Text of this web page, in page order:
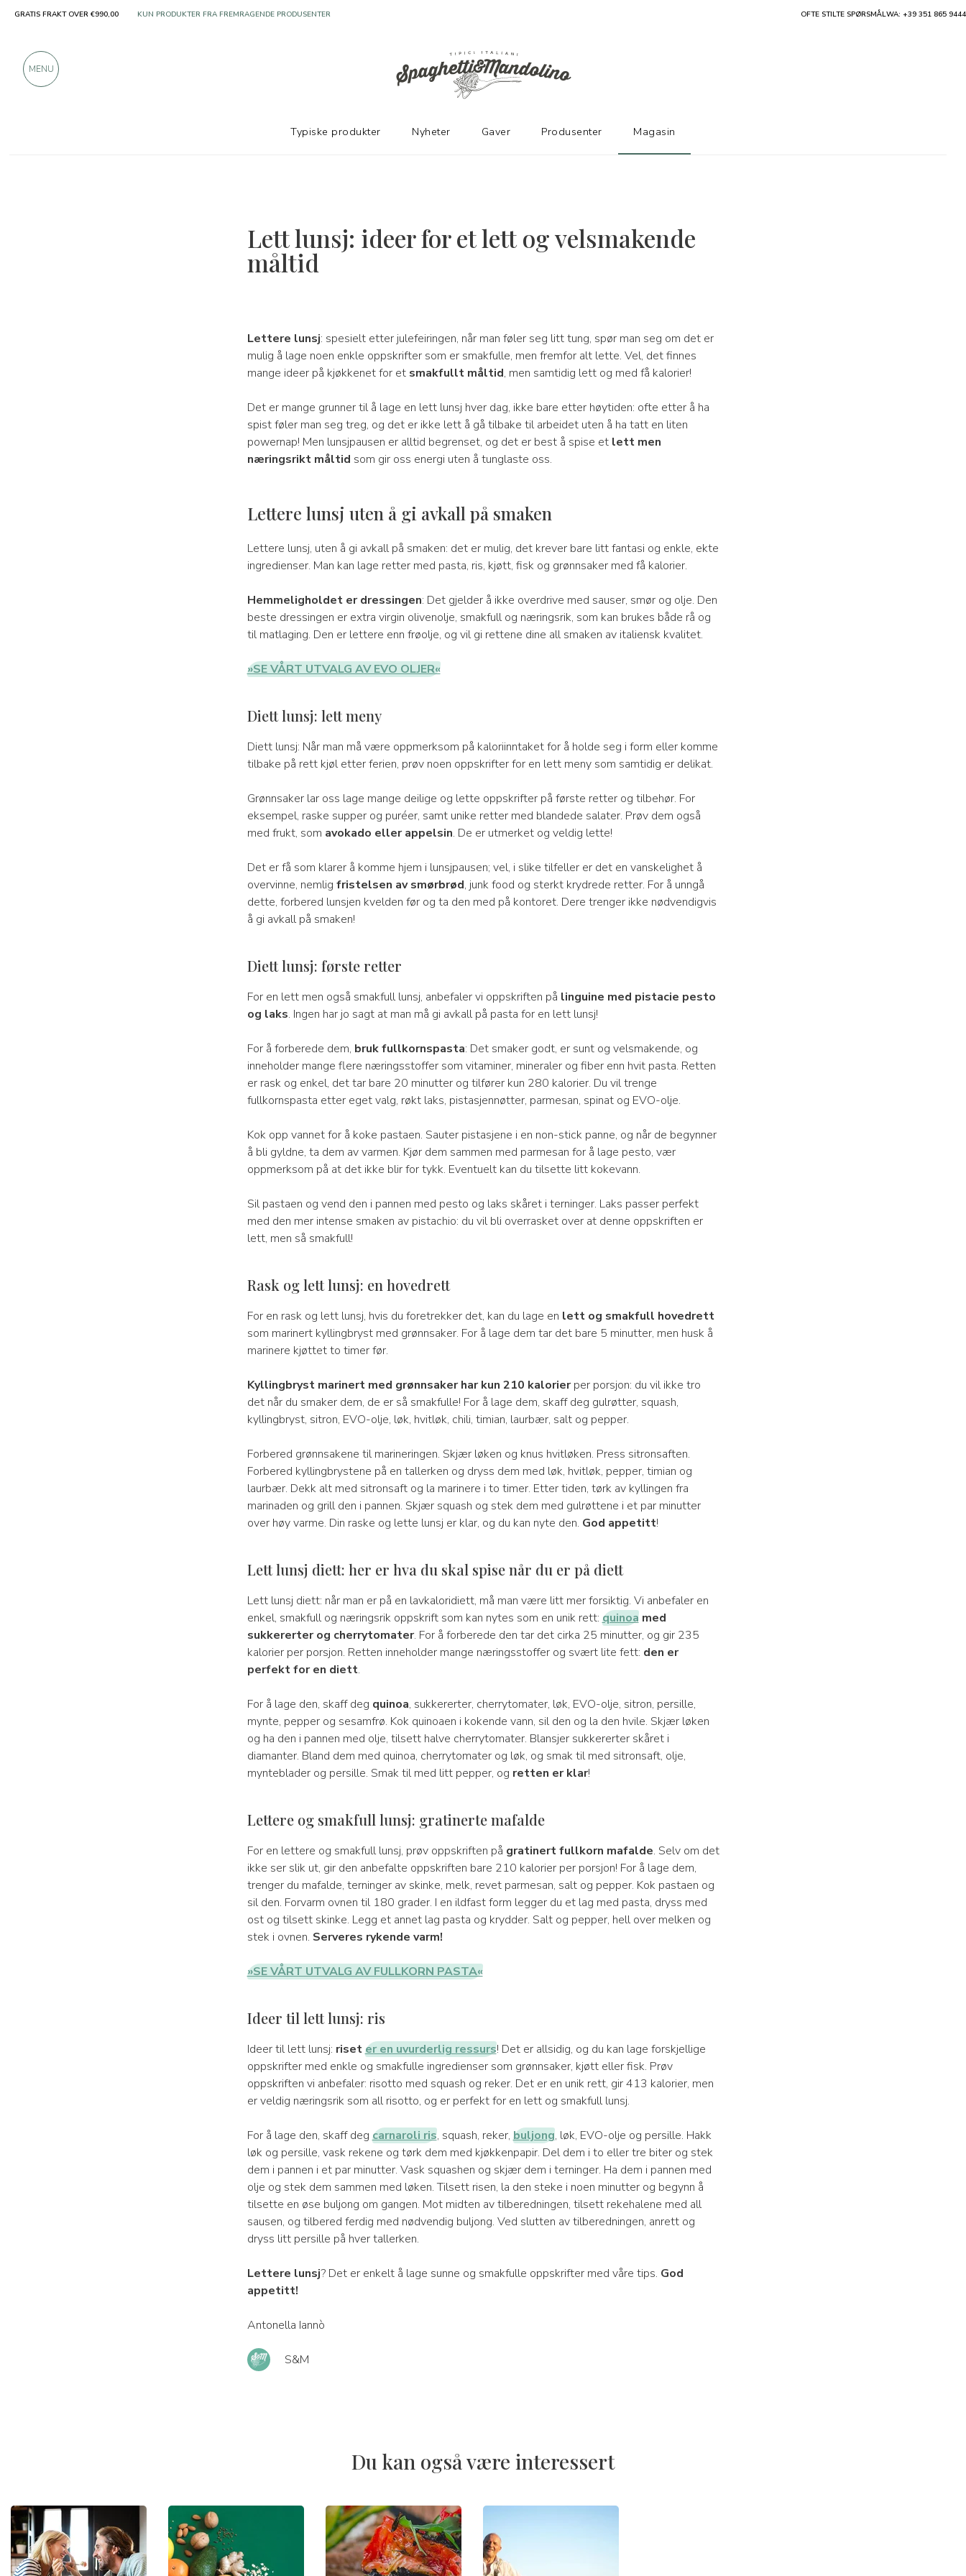
Lett lunsj: ideer for et lett og velsmakende
måltid
Lettere lunsj: spesielt etter julefeiringen, når man føler seg litt tung, spør man seg om det er
mulig å lage noen enkle oppskrifter som er smakfulle, men fremfor alt lette. Vel, det finnes
mange ideer på kjøkkenet for et smakfullt måltid, men samtidig lett og med få kalorier!
Det er mange grunner til å lage en lett lunsj hver dag, ikke bare etter høytiden: ofte etter å ha
spist føler man seg treg, og det er ikke lett å gå tilbake til arbeidet uten å ha tatt en liten
powernap! Men lunsjpausen er alltid begrenset, og det er best å spise et lett men
næringsrikt måltid som gir oss energi uten å tunglaste oss.
Lettere lunsj uten å gi avkall på smaken
Lettere lunsj, uten å gi avkall på smaken: det er mulig, det krever bare litt fantasi og enkle, ekte
ingredienser. Man kan lage retter med pasta, ris, kjøtt, fisk og grønnsaker med få kalorier.
Hemmeligholdet er dressingen: Det gjelder å ikke overdrive med sauser, smør og olje. Den
beste dressingen er extra virgin olivenolje, smakfull og næringsrik, som kan brukes både rå og
til matlaging. Den er lettere enn frøolje, og vil gi rettene dine all smaken av italiensk kvalitet.
»SE VÅRT UTVALG AV EVO OLJER«
Diett lunsj: lett meny
Diett lunsj: Når man må være oppmerksom på kaloriinntaket for å holde seg i form eller komme
tilbake på rett kjøl etter ferien, prøv noen oppskrifter for en lett meny som samtidig er delikat.
Grønnsaker lar oss lage mange deilige og lette oppskrifter på første retter og tilbehør. For
eksempel, raske supper og puréer, samt unike retter med blandede salater. Prøv dem også
med frukt, som avokado eller appelsin. De er utmerket og veldig lette!
Det er få som klarer å komme hjem i lunsjpausen; vel, i slike tilfeller er det en vanskelighet å
overvinne, nemlig fristelsen av smørbrød, junk food og sterkt krydrede retter. For å unngå
dette, forbered lunsjen kvelden før og ta den med på kontoret. Dere trenger ikke nødvendigvis
å gi avkall på smaken!
Diett lunsj: første retter
For en lett men også smakfull lunsj, anbefaler vi oppskriften på linguine med pistacie pesto
og laks. Ingen har jo sagt at man må gi avkall på pasta for en lett lunsj!
For å forberede dem, bruk fullkornspasta: Det smaker godt, er sunt og velsmakende, og
inneholder mange flere næringsstoffer som vitaminer, mineraler og fiber enn hvit pasta. Retten
er rask og enkel, det tar bare 20 minutter og tilfører kun 280 kalorier. Du vil trenge
fullkornspasta etter eget valg, røkt laks, pistasjennøtter, parmesan, spinat og EVO-olje.
Kok opp vannet for å koke pastaen. Sauter pistasjene i en non-stick panne, og når de begynner
å bli gyldne, ta dem av varmen. Kjør dem sammen med parmesan for å lage pesto, vær
oppmerksom på at det ikke blir for tykk. Eventuelt kan du tilsette litt kokevann.
Sil pastaen og vend den i pannen med pesto og laks skåret i terninger. Laks passer perfekt
med den mer intense smaken av pistachio: du vil bli overrasket over at denne oppskriften er
lett, men så smakfull!
Rask og lett lunsj: en hovedrett
For en rask og lett lunsj, hvis du foretrekker det, kan du lage en lett og smakfull hovedrett
som marinert kyllingbryst med grønnsaker. For å lage dem tar det bare 5 minutter, men husk å
marinere kjøttet to timer før.
Kyllingbryst marinert med grønnsaker har kun 210 kalorierper porsjon: du vil ikke tro
det når du smaker dem, de er så smakfulle! For å lage dem, skaff deg gulrøtter, squash,
kyllingbryst, sitron, EVO-olje, løk, hvitløk, chili, timian, laurbær, salt og pepper.
Forbered grønnsakene til marineringen. Skjær løken og knus hvitløken. Press sitronsaften.
Forbered kyllingbrystene på en tallerken og dryss dem med løk, hvitløk, pepper, timian og
laurbær. Dekk alt med sitronsaft og la marinere i to timer. Etter tiden, tørk av kyllingen fra
marinaden og grill den i pannen. Skjær squash og stek dem med gulrøttene i et par minutter
over høy varme. Din raske og lette lunsj er klar, og du kan nyte den. God appetitt!
Lett lunsj diett: her er hva du skal spise når du er på diett
Lett lunsj diett: når man er på en lavkaloridiett, må man være litt mer forsiktig. Vi anbefaler en
enkel, smakfull og næringsrik oppskrift som kan nytes som en unik rett: quinoamed
sukkererter og cherrytomater. For å forberede den tar det cirka 25 minutter, og gir 235
kalorier per porsjon. Retten inneholder mange næringsstoffer og svært lite fett: den er
perfekt for en diett.
For å lage den, skaff deg quinoa, sukkererter, cherrytomater, løk, EVO-olje, sitron, persille,
mynte, pepper og sesamfrø. Kok quinoaen i kokende vann, sil den og la den hvile. Skjær løken
og ha den i pannen med olje, tilsett halve cherrytomater. Blansjer sukkererter skåret i
diamanter. Bland dem med quinoa, cherrytomater og løk, og smak til med sitronsaft, olje,
mynteblader og persille. Smak til med litt pepper, og retten er klar!
Lettere og smakfull lunsj: gratinerte mafalde
For en lettere og smakfull lunsj, prøv oppskriften på gratinert fullkorn mafalde. Selv om det
ikke ser slik ut, gir den anbefalte oppskriften bare 210 kalorier per porsjon! For å lage dem,
trenger du mafalde, terninger av skinke, melk, revet parmesan, salt og pepper. Kok pastaen og
sil den. Forvarm ovnen til 180 grader. I en ildfast form legger du et lag med pasta, dryss med
ost og tilsett skinke. Legg et annet lag pasta og krydder. Salt og pepper, hell over melken og
stek i ovnen. Serveres rykende varm!
»SE VÅRT UTVALG AV FULLKORN PASTA«
Ideer til lett lunsj: ris
Ideer til lett lunsj: riseter en uvurderlig ressurs! Det er allsidig, og du kan lage forskjellige
oppskrifter med enkle og smakfulle ingredienser som grønnsaker, kjøtt eller fisk. Prøv
oppskriften vi anbefaler: risotto med squash og reker. Det er en unik rett, gir 413 kalorier, men
er veldig næringsrik som all risotto, og er perfekt for en lett og smakfull lunsj.
For å lage den, skaff deg carnaroli ris, squash, reker, buljong, løk, EVO-olje og persille. Hakk
løk og persille, vask rekene og tørk dem med kjøkkenpapir. Del dem i to eller tre biter og stek
dem i pannen i et par minutter. Vask squashen og skjær dem i terninger. Ha dem i pannen med
olje og stek dem sammen med løken. Tilsett risen, la den steke i noen minutter og begynn å
tilsette en øse buljong om gangen. Mot midten av tilberedningen, tilsett rekehalene med all
sausen, og tilbered ferdig med nødvendig buljong. Ved slutten av tilberedningen, anrett og
dryss litt persille på hver tallerken.
Lettere lunsj? Det er enkelt å lage sunne og smakfulle oppskrifter med våre tips. God
appetitt!
Antonella Iannò
S&M
Du kan også være interessert
GRATIS FRAKT OVER €990,00 KUN PRODUKTER FRA FREMRAGENDE PRODUSENTER OFTE STILTE SPØRSMÅLWA: +39 351 865 9444
MENU
Typiske produkter Nyheter Gaver Produsenter Magasin